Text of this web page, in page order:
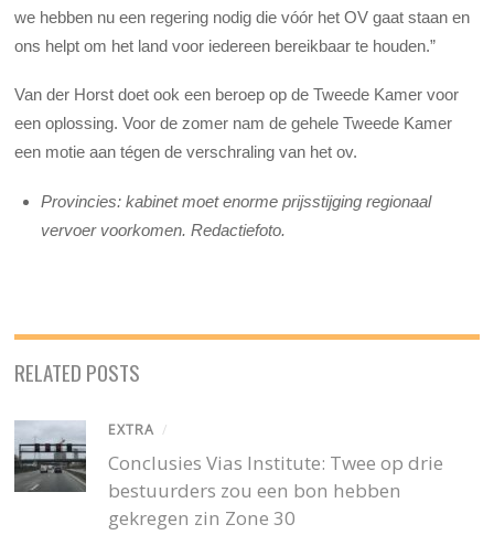
we hebben nu een regering nodig die vóór het OV gaat staan en
ons helpt om het land voor iedereen bereikbaar te houden.”
Van der Horst doet ook een beroep op de Tweede Kamer voor
een oplossing. Voor de zomer nam de gehele Tweede Kamer
een motie aan tégen de verschraling van het ov.
Provincies: kabinet moet enorme prijsstijging regionaal
vervoer voorkomen. Redactiefoto.
RELATED POSTS
EXTRA /
Conclusies Vias Institute: Twee op drie
bestuurders zou een bon hebben
gekregen zin Zone 30